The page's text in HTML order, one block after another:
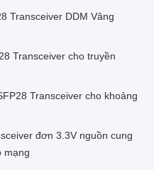
Transceiver DDM Vâng
Transceiver cho truyền
Transceiver cho khoảng
đơn 3.3V nguồn cung
mạng